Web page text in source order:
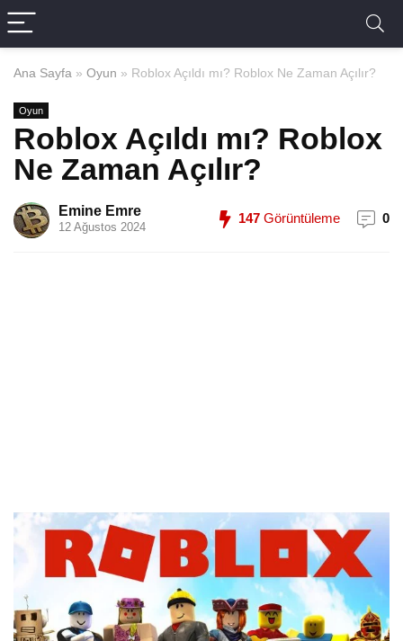
Ana Sayfa » Oyun » Roblox Açıldı mı? Roblox Ne Zaman Açılır?
Oyun
Roblox Açıldı mı? Roblox
Ne Zaman Açılır?
Emine Emre
12 Ağustos 2024
147 Görüntüleme 0